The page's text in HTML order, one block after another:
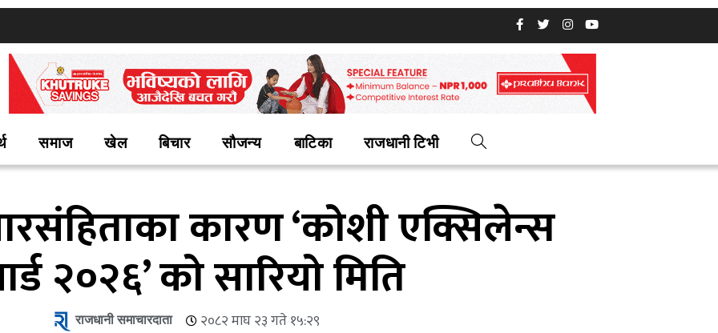
समाज खेल बिचार सौजन्य बाटिका राजधानी टिभी
कारण ‘कोशी एक्सिलेन्स
२०२६’ को सारियो मिति
राजधानी समाचारदाता २०८२ माघ २३ गते १५:२९